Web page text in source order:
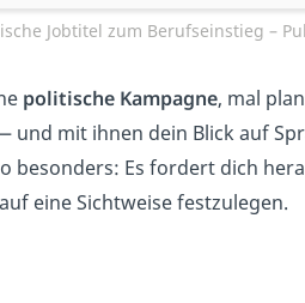
Jobtitel zum Berufseinstieg –
politische Kampagne, mal
und mit ihnen dein Blick auf
besonders: Es fordert dich
eine Sichtweise festzulegen.